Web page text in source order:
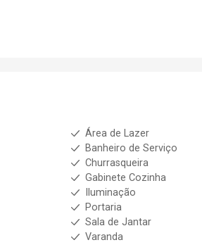
Área de Lazer
Banheiro de Serviço
Churrasqueira
Gabinete Cozinha
Iluminação
Portaria
Sala de Jantar
Varanda